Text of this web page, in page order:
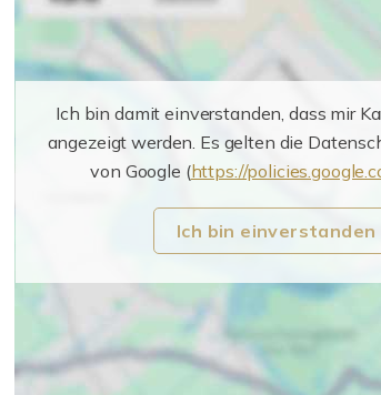
Ich bin damit einverstanden, dass mir
angezeigt werden. Es gelten die
von Google (https://
Ich bin einverstanden